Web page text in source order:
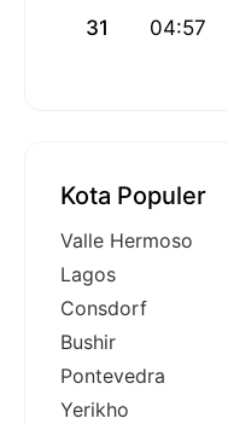
31 04:57
Kota Populer
Valle Hermoso
Lagos
Consdorf
Bushir
Pontevedra
Yerikho